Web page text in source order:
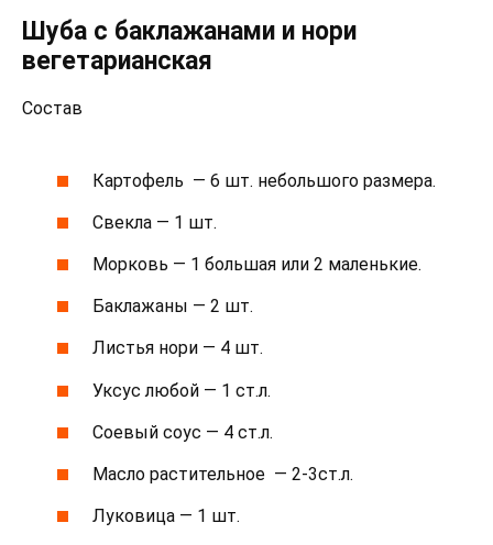
Шуба с баклажанами и нори
вегетарианская
Состав
Картофель — 6 шт. небольшого размера.
Свекла — 1 шт.
Морковь — 1 большая или 2 маленькие.
Баклажаны — 2 шт.
Листья нори — 4 шт.
Уксус любой — 1 ст.л.
Соевый соус — 4 ст.л.
Масло растительное — 2-3ст.л.
Луковица — 1 шт.